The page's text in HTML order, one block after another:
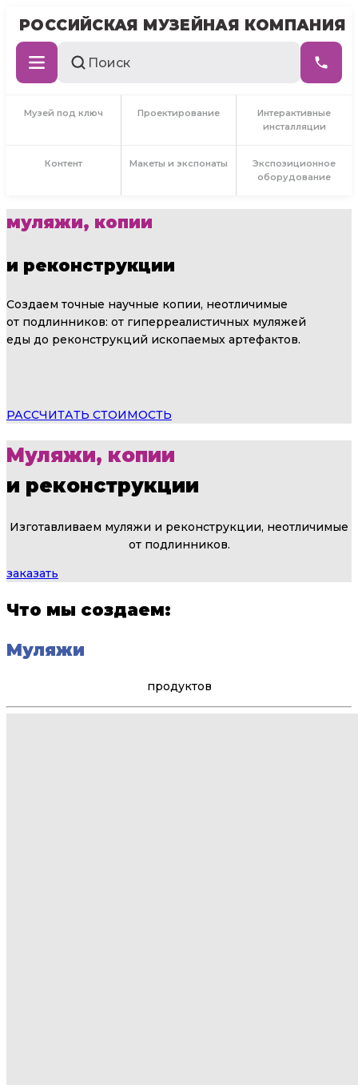
РОССИЙСКАЯ МУЗЕЙНАЯ КОМПАНИЯ
Музей под ключ Проектирование
Интерактивные
инсталляции
Контент Макеты и экспонаты
Экспозиционное
оборудование
муляжи, копии
и реконструкции
Создаем точные научные копии, неотличимые
от подлинников: от гиперреалистичных муляжей
еды до реконструкций ископаемых артефактов.
РАССЧИТАТЬ СТОИМОСТЬ
Муляжи, копии
и реконструкции
Изготавливаем муляжи и реконструкции, неотличимые
от подлинников.
заказать
Что мы создаем:
Муляжи
продуктов